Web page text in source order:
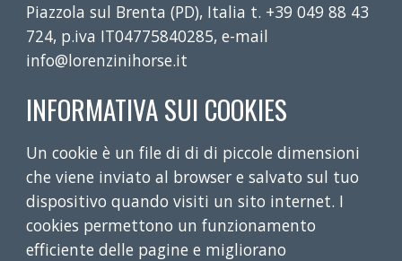
Piazzola sul Brenta (PD), Italia t. +39 049 88 43
724, p.iva IT04775840285, e-mail
info@lorenzinihorse.it
INFORMATIVA SUI COOKIES
Un cookie è un file di di di piccole dimensioni
che viene inviato al browser e salvato sul tuo
dispositivo quando visiti un sito internet. I
cookies permettono un funzionamento
efficiente delle pagine e migliorano